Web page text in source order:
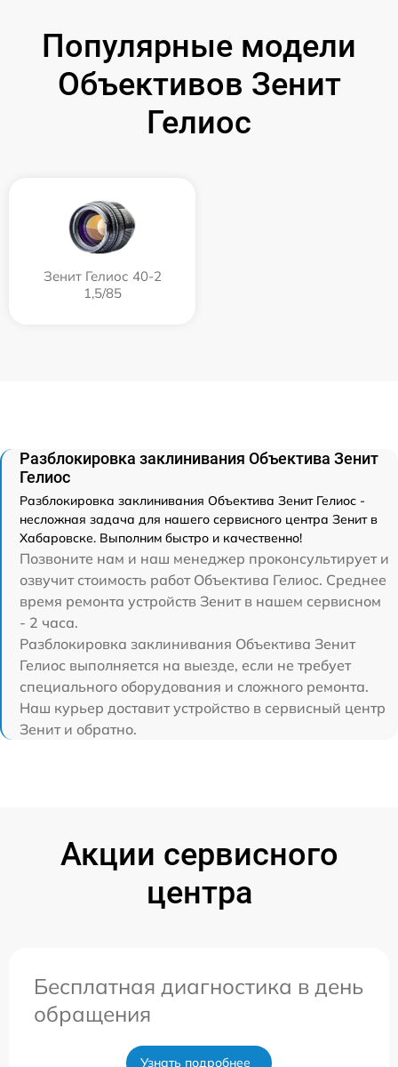
Популярные модели
Объективов Зенит
Гелиос
Зенит Гелиос 40-2
1,5/85
Разблокировка заклинивания Объектива Зенит
Гелиос
Разблокировка заклинивания Объектива Зенит Гелиос -
несложная задача для нашего сервисного центра Зенит в
Хабаровске. Выполним быстро и качественно!
Позвоните нам и наш менеджер проконсультирует и
озвучит стоимость работ Объектива Гелиос. Среднее
время ремонта устройств Зенит в нашем сервисном
- 2 часа.
Разблокировка заклинивания Объектива Зенит
Гелиос выполняется на выезде, если не требует
специального оборудования и сложного ремонта.
Наш курьер доставит устройство в сервисный центр
Зенит и обратно.
Акции сервисного
центра
Бесплатная диагностика в день
обращения
Узнать подробнее